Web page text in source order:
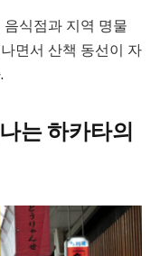
식점과 지역 명물
면서 산책 동선이 자
는 하카타의